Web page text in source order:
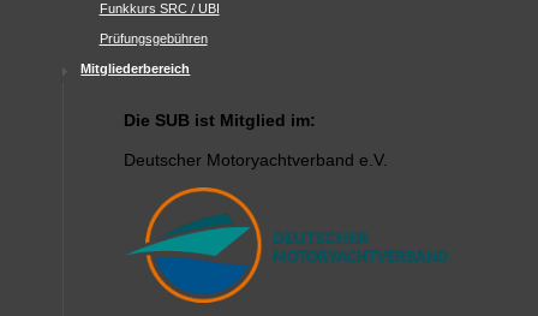
Funkkurs SRC / UBI
Prüfungsgebühren
Mitgliederbereich
Die SUB ist Mitglied im:
Deutscher Motoryachtverband e.V.